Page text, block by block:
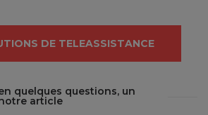
DE TELEASSISTANCE
quelques questions, un
article